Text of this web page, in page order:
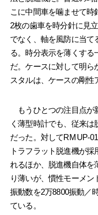
こに中間車を噛ませて時
2枚の歯車を時分針に見
でなく、軸を風防に当て
る。時分表示を薄くする
だ。ケースに対して明ら
スタルは、ケースの剛性
もうひとつの注目点が
く薄型時計でも、従来
だった。対してRM UP-
トラフラット脱進機が
れるほか、脱進機自体を
り薄いが、慣性モーメン
振動数を2万8800振動／
ている。